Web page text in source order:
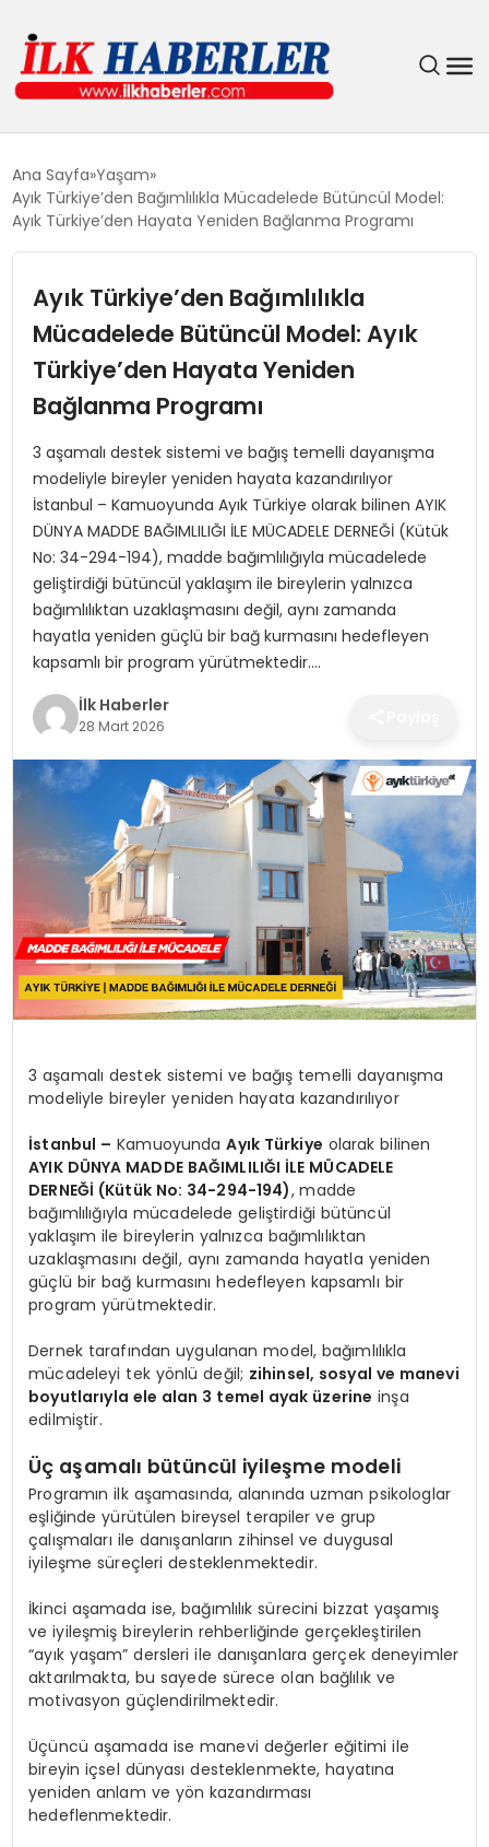
EĞITIM
GÜNDEM
MAGAZIN
SIYASET
SPOR
TEKNOLOJI
YAŞAM
Ana Sayfa Yaşam
Ayık Türkiye’den Bağımlılıkla Mücadelede Bütüncül Model:
Ayık Türkiye’den Hayata Yeniden Bağlanma Programı
Ayık Türkiye’den Bağımlılıkla
Mücadelede Bütüncül Model: Ayık
Türkiye’den Hayata Yeniden
Bağlanma Programı
3 aşamalı destek sistemi ve bağış temelli dayanışma
modeliyle bireyler yeniden hayata kazandırılıyor
İstanbul – Kamuoyunda Ayık Türkiye olarak bilinen AYIK
DÜNYA MADDE BAĞIMLILIĞI İLE MÜCADELE DERNEĞİ (Kütük
No: 34-294-194), madde bağımlılığıyla mücadelede
geliştirdiği bütüncül yaklaşım ile bireylerin yalnızca
bağımlılıktan uzaklaşmasını değil, aynı zamanda
hayatla yeniden güçlü bir bağ kurmasını hedefleyen
kapsamlı bir program yürütmektedir….
İlk Haberler
28 Mart 2026
3 aşamalı destek sistemi ve bağış temelli dayanışma
modeliyle bireyler yeniden hayata kazandırılıyor
İstanbul – KamuoyundaAyık Türkiye olarak bilinen
AYIK DÜNYA MADDE BAĞIMLILIĞI İLE MÜCADELE
DERNEĞİ (Kütük No: 34-294-194), madde
bağımlılığıyla mücadelede geliştirdiği bütüncül
yaklaşım ile bireylerin yalnızca bağımlılıktan
uzaklaşmasını değil, aynı zamanda hayatla yeniden
güçlü bir bağ kurmasını hedefleyen kapsamlı bir
program yürütmektedir.
Dernek tarafından uygulanan model, bağımlılıkla
mücadeleyi tek yönlü değil; zihinsel, sosyal ve manevi
boyutlarıyla ele alan 3 temel ayak üzerine inşa
edilmiştir.
Üç aşamalı bütüncül iyileşme modeli
Programın ilk aşamasında, alanında uzman psikologlar
eşliğinde yürütülen bireysel terapiler ve grup
çalışmaları ile danışanların zihinsel ve duygusal
iyileşme süreçleri desteklenmektedir.
İkinci aşamada ise, bağımlılık sürecini bizzat yaşamış
ve iyileşmiş bireylerin rehberliğinde gerçekleştirilen
“ayık yaşam” dersleri ile danışanlara gerçek deneyimler
aktarılmakta, bu sayede sürece olan bağlılık ve
motivasyon güçlendirilmektedir.
Üçüncü aşamada ise manevi değerler eğitimi ile
bireyin içsel dünyası desteklenmekte, hayatına
yeniden anlam ve yön kazandırması
hedeflenmektedir.